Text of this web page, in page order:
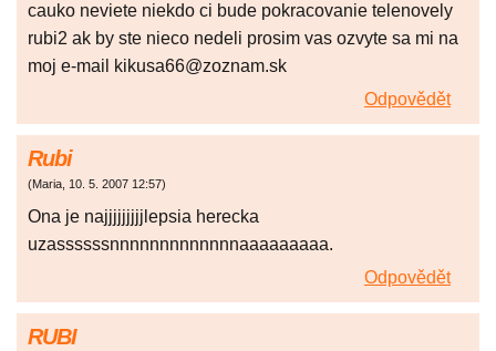
cauko neviete niekdo ci bude pokracovanie telenovely
rubi2 ak by ste nieco nedeli prosim vas ozvyte sa mi na
moj e-mail kikusa66@zoznam.sk
Odpovědět
Rubi
(Maria, 10. 5. 2007 12:57)
Ona je najjjjjjjjjlepsia herecka
uzassssssnnnnnnnnnnnnnaaaaaaaaa.
Odpovědět
RUBI